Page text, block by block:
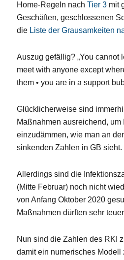
Home-Regeln nachTier 3 mit
Geschäften, geschlossenen
die Liste der Grausamkeiten
Auszug gefällig? „You cannot
meet with anyone except
them • you are in a support
Glücklicherweise sind
Maßnahmen ausreichend, um
einzudämmen, wie man an
sinkenden Zahlen in GB sieht.
Allerdings sind die
(Mitte Februar) noch nicht
von Anfang Oktober 2020
Maßnahmen dürften sehr
Nun sind die Zahlen des RKI
damit ein numerisches Modell